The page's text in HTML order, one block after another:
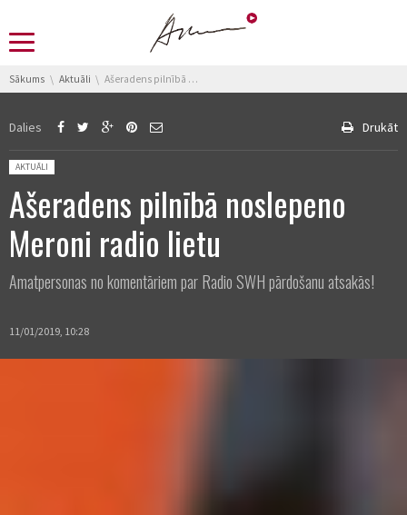
You are here:
Sākums Aktuāli Ašeradens pilnībā noslepeno Meroni radio lietu
Dalies Drukāt
Posted in:
AKTUĀLI
Ašeradens pilnībā noslepeno
Meroni radio lietu
Amatpersonas no komentāriem par Radio SWH pārdošanu atsakās!
11/01/2019, 10:28